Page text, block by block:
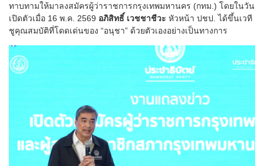
ทาบทามให้มาลงสมัครผู้ว่าราชการกรุงเทพมหานคร (กทม.) โดยในวัน
เปิดตัวเมื่อ 16 พ.ค. 2569 อภิสิทธิ์ เวชชาชีวะ หัวหน้า ปชป. ได้ขึ้นเวที
ชูคุณสมบัติที่โดดเด่นของ “อนุชา” ด้วยตัวเองอย่างเป็นทางการ